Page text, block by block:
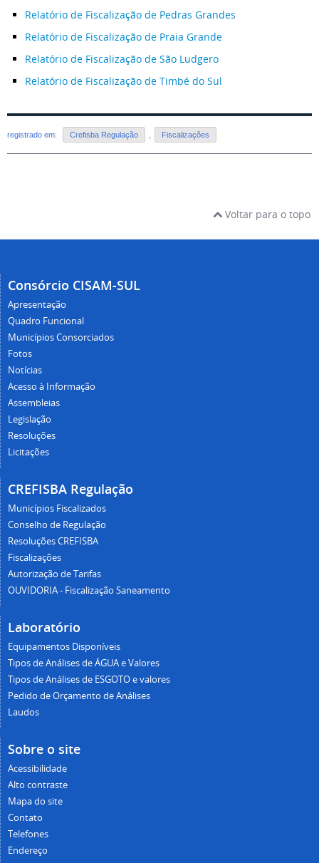
Relatório de Fiscalização de Pedras Grandes
Relatório de Fiscalização de Praia Grande
Relatório de Fiscalização de São Ludgero
Relatório de Fiscalização de Timbé do Sul
registrado em: Crefisba Regulação Fiscalizações
Voltar para o topo
Consórcio CISAM-SUL
Apresentação
Quadro Funcional
Municípios Consorciados
Fotos
Notícias
Acesso à Informação
Assembleias
Legislação
Resoluções
Licitações
CREFISBA Regulação
Municípios Fiscalizados
Conselho de Regulação
Resoluções CREFISBA
Fiscalizações
Autorização de Tarifas
OUVIDORIA - Fiscalização Saneamento
Laboratório
Equipamentos Disponíveis
Tipos de Análises de ÁGUA e Valores
Tipos de Análises de ESGOTO e valores
Pedido de Orçamento de Análises
Laudos
Sobre o site
Acessibilidade
Alto contraste
Mapa do site
Contato
Telefones
Endereço